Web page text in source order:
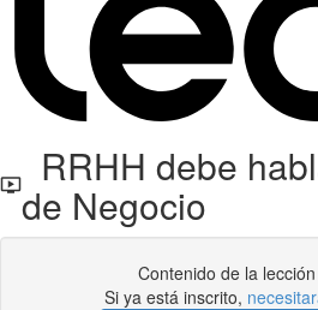
RRHH debe
de Negocio
Contenido de la
Si ya está inscrito,